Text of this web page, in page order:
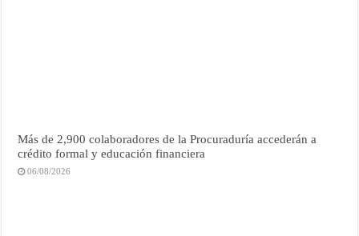
Más de 2,900 colaboradores de la Procuraduría accederán a
crédito formal y educación financiera
06/08/2026